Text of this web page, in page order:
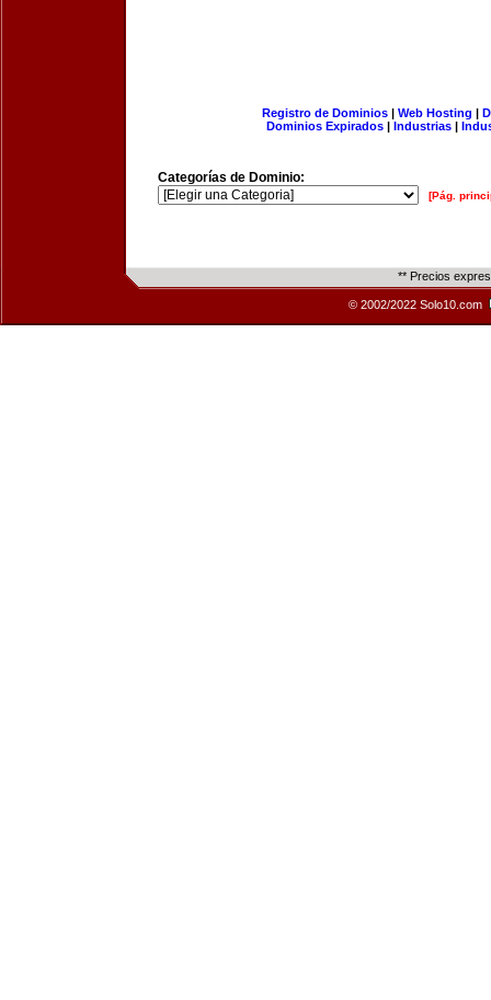
Registro de Dominios| Web Hosting |
Dominios Expirados | Industrias |
Categorías de Dominio:
[Pág.
** Precios
© 2002/2022 Solo10.com